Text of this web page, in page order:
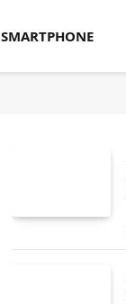
SMARTPHONE